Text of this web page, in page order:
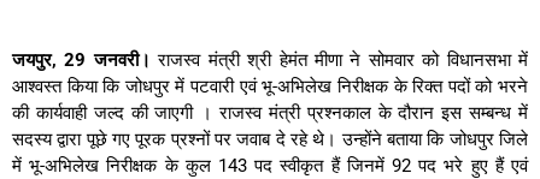
जयपुर, 29 जनवरी। राजस्व मंत्री श्री हेमंत मीणा ने सोमवार को विधानसभा में
आश्वस्त किया कि जोधपुर में पटवारी एवं भू-अभिलेख निरीक्षक के रिक्त पदों को भरने
की कार्यवाही जल्द की जाएगी । राजस्व मंत्री प्रश्नकाल के दौरान इस सम्बन्ध में
सदस्य द्वारा पूछे गए पूरक प्रश्नों पर जवाब दे रहे थे। उन्होंने बताया कि जोधपुर जिले
में भू-अभिलेख निरीक्षक के कुल 143 पद स्वीकृत हैं जिनमें 92 पद भरे हुए हैं एवं